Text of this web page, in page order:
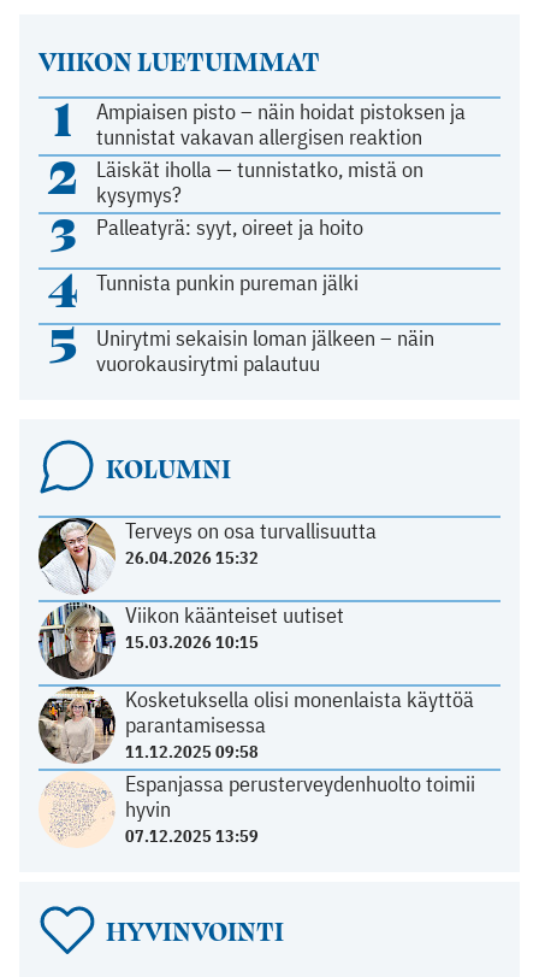
VIIKON LUETUIMMAT
1
Ampiaisen pisto – näin hoidat pistoksen ja
tunnistat vakavan allergisen reaktion
2
Läiskät iholla — tunnistatko, mistä on
kysymys?
3 Palleatyrä: syyt, oireet ja hoito
4 Tunnista punkin pureman jälki
5
Unirytmi sekaisin loman jälkeen – näin
vuorokausirytmi palautuu
KOLUMNI
Terveys on osa turvallisuutta
26.04.2026 15:32
Viikon käänteiset uutiset
15.03.2026 10:15
Kosketuksella olisi monenlaista käyttöä
parantamisessa
11.12.2025 09:58
Espanjassa perusterveydenhuolto toimii
hyvin
07.12.2025 13:59
HYVINVOINTI